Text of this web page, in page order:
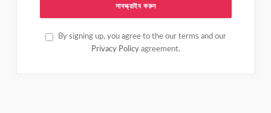
By signing up, you agree to the our terms and our
Privacy Policy agreement.